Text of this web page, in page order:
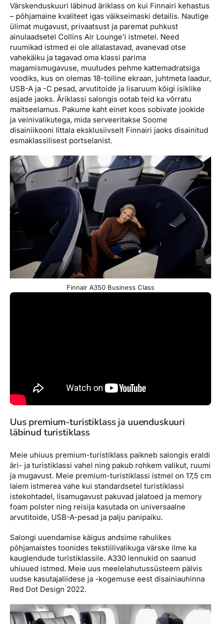
Värskenduskuuri läbinud äriklass on kui Finnairi kehastus
– põhjamaine kvaliteet igas väikseimaski detailis. Nautige
ülimat mugavust, privaatsust ja paremat puhkust
ainulaadsetel Collins Air Lounge’i istmetel. Need
ruumikad istmed ei ole allalastavad, avanevad otse
vahekäiku ja tagavad oma klassi parima
magamismugavuse, muutudes pehme kattemadratsiga
voodiks, kus on olemas 18-tolline ekraan, juhtmeta laadur,
USB-A ja -C pesad, arvutitoide ja lisaruum kõigi isiklike
asjade jaoks. Äriklassi salongis ootab teid ka võrratu
maitseelamus. Pakume kaht einet koos sobivate jookide
ja veinivalikutega, mida serveeritakse Soome
disainiikooni Iittala eksklusiivselt Finnairi jaoks disainitud
esmaklassilisest portselanist.
Finnair A350 Business Class
Uus premium-turistiklass ja uuenduskuuri
läbinud turistiklass
Meie uhiuus premium-turistiklass paikneb salongis eraldi
äri- ja turistiklassi vahel ning pakub rohkem valikut, ruumi
ja mugavust. Meie premium-turistiklassi istmel on 17,5 cm
laiem istmerea vahe kui standardsetel turistiklassi
istekohtadel, lisamugavust pakuvad jalatoed ja memory
foam polster ning reisija kasutada on universaalne
arvutitoide, USB-A-pesad ja palju panipaiku.
Salongi uuendamise käigus andsime rahulikes
põhjamaistes toonides tekstiilivalikuga värske ilme ka
kauglendude turistiklassile. A330 lennukid on saanud
uhiuued istmed. Meie uus meelelahutussüsteem pälvis
uudse kasutajaliidese ja -kogemuse eest disainiauhinna
Red Dot Design 2022.